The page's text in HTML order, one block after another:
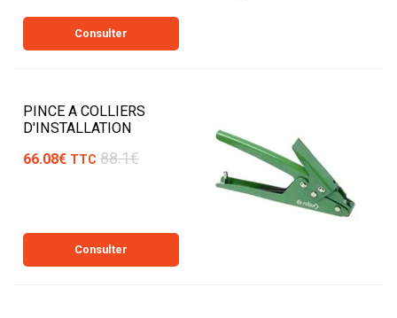
Consulter
PINCE A COLLIERS
D'INSTALLATION
66.08€ TTC 88.1€
Consulter